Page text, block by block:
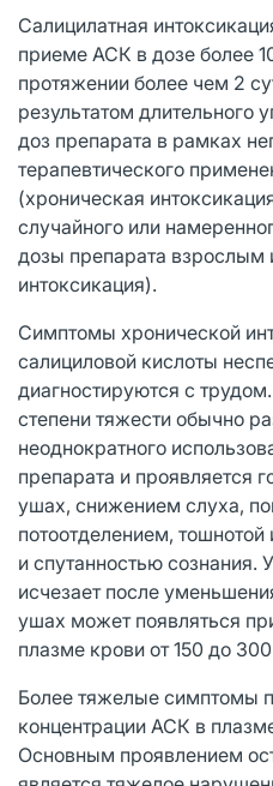
Салицилатная
приеме АСК в дозе более
протяжении более чем 2
результатом длительного
доз препарата в рамках
терапевтического
(хроническая
случайного или
дозы препарата взрослым
интоксикация).
Симптомы хронической
салициловой кислоты
диагностируются с
степени тяжести обычно
неоднократного
препарата и проявляется
ушах, снижением слуха,
потоотделением,
и спутанностью сознания.
исчезает после
ушах может появляться
плазме крови от 150 до
Более тяжелые симптомы
концентрации АСК в
Основным проявлением